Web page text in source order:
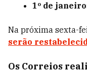
1º de
Na próxima sexta-
serão
Os Correios